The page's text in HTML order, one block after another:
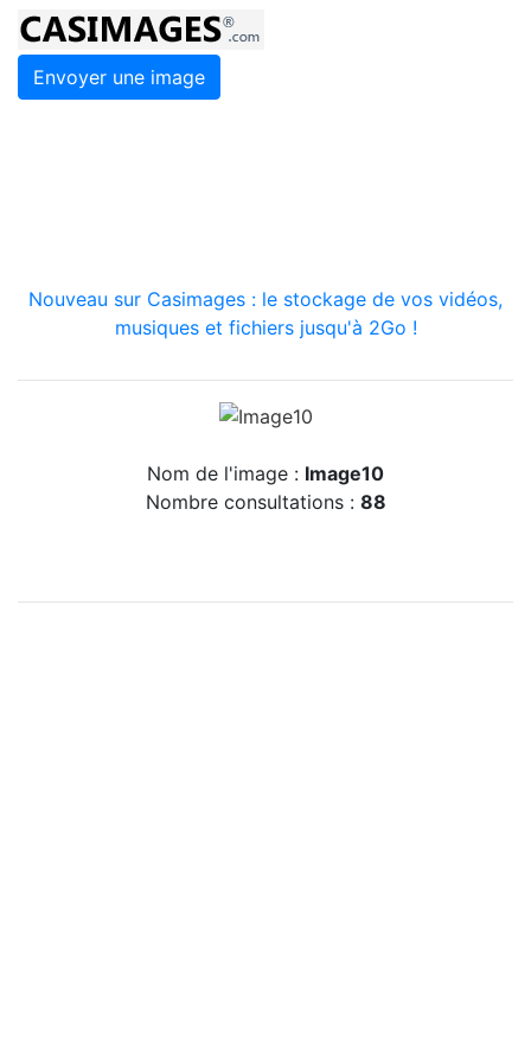
Envoyer une image
Nouveau sur Casimages : le stockage de vos vidéos,
musiques et fichiers jusqu'à 2Go !
Nom de l'image : Image10
Nombre consultations : 88